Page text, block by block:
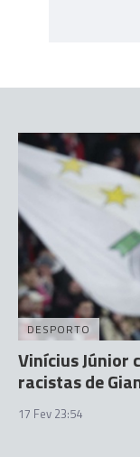
DESPORTO
Vinícius Júnior
racistas de
17 Fev 23:54